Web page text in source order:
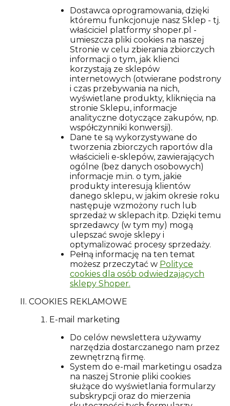
Dostawca oprogramowania, dzięki
któremu funkcjonuje nasz Sklep - tj.
właściciel platformy shoper.pl -
umieszcza pliki cookies na naszej
Stronie w celu zbierania zbiorczych
informacji o tym, jak klienci
korzystają ze sklepów
internetowych (otwierane podstrony
i czas przebywania na nich,
wyświetlane produkty, kliknięcia na
stronie Sklepu, informacje
analityczne dotyczące zakupów, np.
współczynniki konwersji).
Dane te są wykorzystywane do
tworzenia zbiorczych raportów dla
właścicieli e-sklepów, zawierających
ogólne (bez danych osobowych)
informacje m.in. o tym, jakie
produkty interesują klientów
danego sklepu, w jakim okresie roku
następuje wzmożony ruch lub
sprzedaż w sklepach itp. Dzięki temu
sprzedawcy (w tym my) mogą
ulepszać swoje sklepy i
optymalizować procesy sprzedaży.
Pełną informację na ten temat
możesz przeczytać w Polityce
cookies dla osób odwiedzających
sklepy Shoper.
COOKIES REKLAMOWE
E-mail marketing
Do celów newslettera używamy
narzędzia dostarczanego nam przez
zewnętrzną firmę.
System do e-mail marketingu osadza
na naszej Stronie pliki cookies
służące do wyświetlania formularzy
subskrypcji oraz do mierzenia